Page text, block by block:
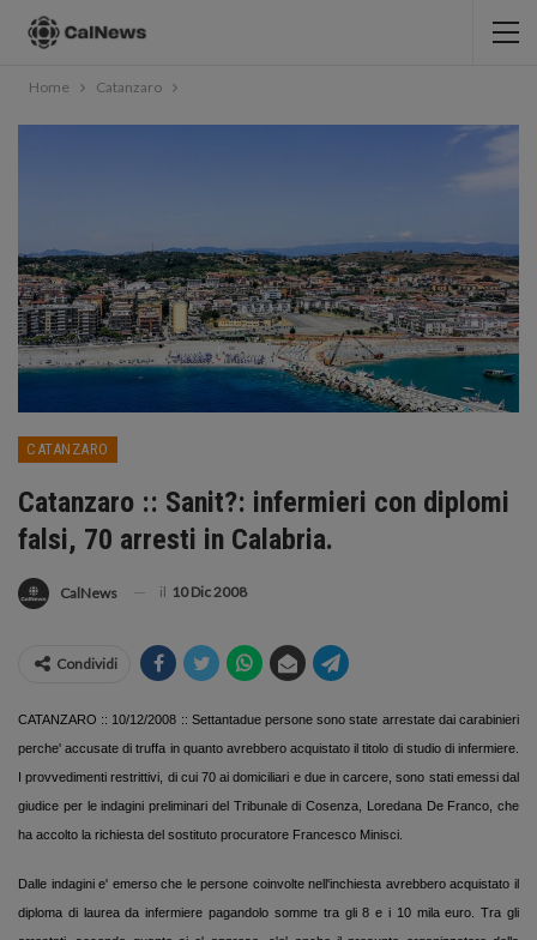
Home Catanzaro
CATANZARO
Catanzaro :: Sanit?: infermieri con diplomi
falsi, 70 arresti in Calabria.
CalNews il 10 Dic 2008
Condividi
CATANZARO :: 10/12/2008 :: Settantadue persone sono state arrestate dai carabinieri
perche' accusate di truffa in quanto avrebbero acquistato il titolo di studio di infermiere.
I provvedimenti restrittivi, di cui 70 ai domiciliari e due in carcere, sono stati emessi dal
giudice per le indagini preliminari del Tribunale di Cosenza, Loredana De Franco, che
ha accolto la richiesta del sostituto procuratore Francesco Minisci.
Dalle indagini e' emerso che le persone coinvolte nell'inchiesta avrebbero acquistato il
diploma di laurea da infermiere pagandolo somme tra gli 8 e i 10 mila euro. Tra gli